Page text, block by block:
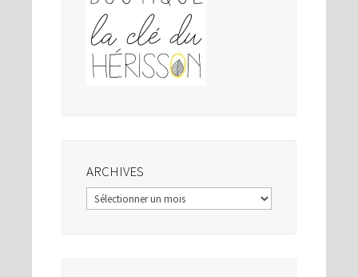
ARCHIVES
Archives